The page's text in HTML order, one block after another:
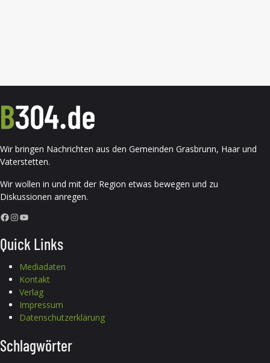
Wir bringen Nachrichten aus den Gemeinden Grasbrunn, Haar und
Vaterstetten.
Wir wollen in und mit der Region etwas bewegen und zu
Diskussionen anregen.
Facebook InstagramYouTube
Quick Links
Mediadaten
Kontakt
Verlag
Impressum
Datenschutzerklärung
Schlagwörter